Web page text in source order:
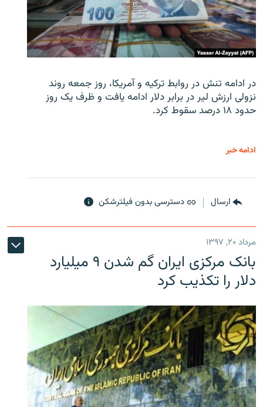
در ادامه تنش در روابط ترکیه و آمریکا، روز جمعه روند
نزولی ارزش لیر در برابر دلار ادامه یافت و ظرف یک روز
حدود ۱۸ درصد سقوط کرد.
ادامه خبر
ارسال دسترسی بدون فیلترشکن
مرداد ۲۰, ۱۳۹۷
بانک مرکزی ایران گم شدن ۹ میلیارد
دلار را تکذیب کرد